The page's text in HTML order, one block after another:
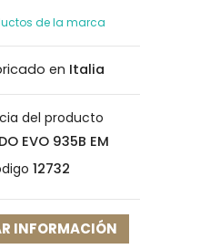
de la marca
en Italia
del producto
EVO 935B EM
12732
INFORMACIÓN